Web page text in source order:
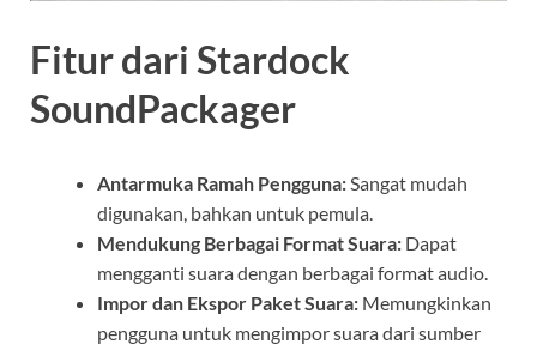
Fitur dari Stardock
SoundPackager
Antarmuka Ramah Pengguna:Sangat mudah
digunakan, bahkan untuk pemula.
Mendukung Berbagai Format Suara: Dapat
mengganti suara dengan berbagai format audio.
Impor dan Ekspor Paket Suara: Memungkinkan
pengguna untuk mengimpor suara dari sumber